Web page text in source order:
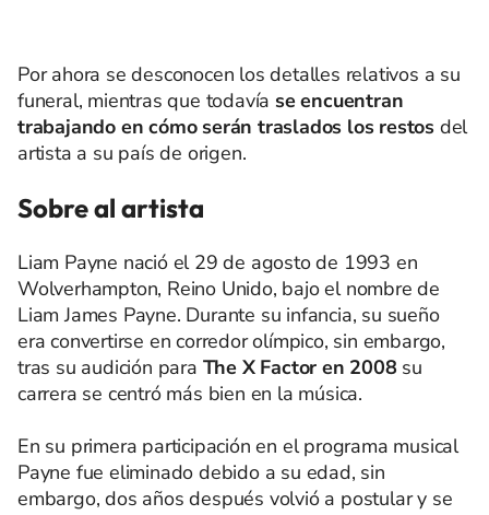
Por ahora se desconocen los detalles relativos a su
funeral, mientras que todavía se encuentran
trabajando en cómo serán traslados los restos del
artista a su país de origen.
Sobre al artista
Liam Payne nació el 29 de agosto de 1993 en
Wolverhampton, Reino Unido, bajo el nombre de
Liam James Payne. Durante su infancia, su sueño
era convertirse en corredor olímpico, sin embargo,
tras su audición para The X Factor en 2008 su
carrera se centró más bien en la música.
En su primera participación en el programa musical
Payne fue eliminado debido a su edad, sin
embargo, dos años después volvió a postular y se